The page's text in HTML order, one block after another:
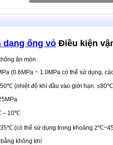
dạng ống vỏ Điều kiện
ăn mòn
(0.6MPa ~ 1.0MPa có thể sử dụng,
50℃ (nhiệt độ khí đầu vào giới hạn:
～10℃
35℃ (có thể sử dụng trong khoảng
không khí